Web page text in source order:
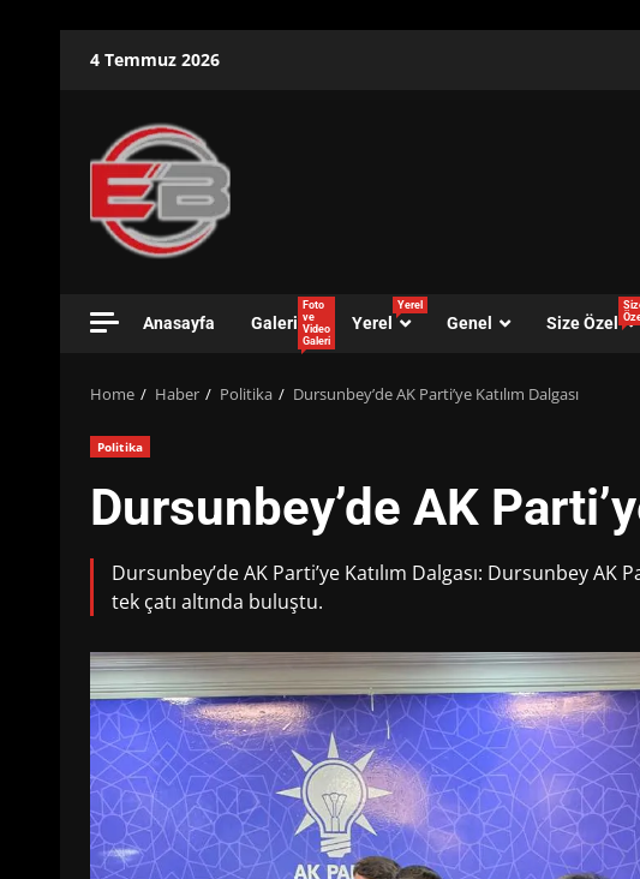
4 Temmuz 2026
Anasayfa Galeri
Foto
ve
Video
Galeri
Yerel
Yerel
Genel Size Özel
Home Haber Politika Dursunbey’de AK Parti’ye Katılım Dalgası
Politika
Dursunbey’de AK
Dursunbey’de AK Parti’ye Katılım Dalgası: Dursunbey
tek çatı altında buluştu.